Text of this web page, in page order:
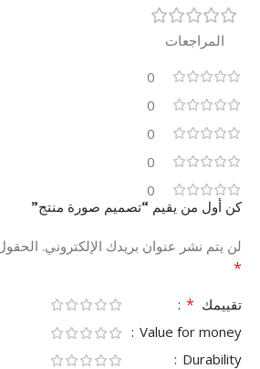
المراجعات
0
0
0
0
0
كن أول من يقيم “تصميم صورة منتج”
لن يتم نشر عنوان بريدك الإلكتروني.
*
تقييمك *
Value for money
Durability